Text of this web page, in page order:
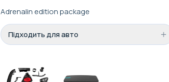
Adrenalin edition package
Підходить для авто